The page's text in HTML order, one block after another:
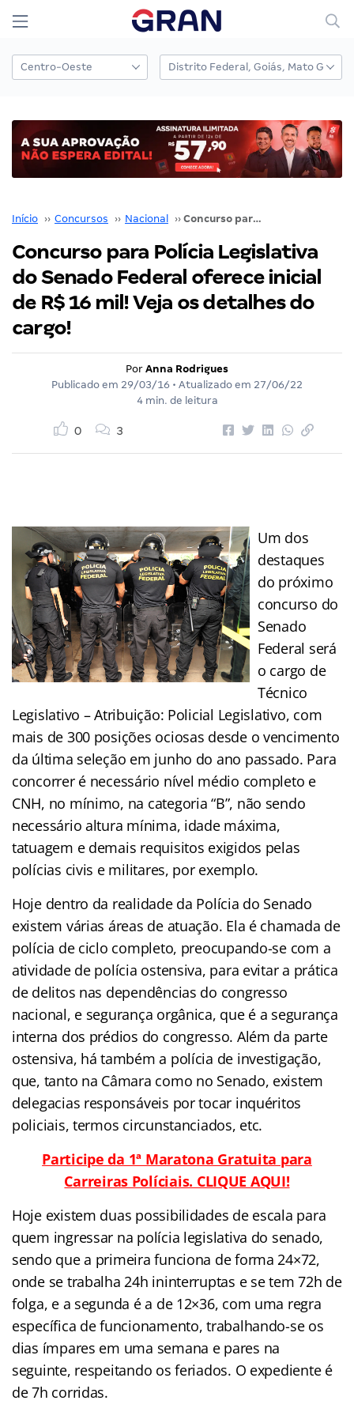
Início ›› Concursos ›› Nacional ›› Concurso para Polícia Legislativa do Senado Federal oferece inicial de R$ 16 mil! Veja os detalhes do cargo!
Concurso para Polícia Legislativa
do Senado Federal oferece inicial
de R$ 16 mil! Veja os detalhes do
cargo!
Por Anna Rodrigues
Publicado em 29/03/16 • Atualizado em 27/06/22
4 min. de leitura
0 3
Um dos
destaques
do próximo
concurso do
Senado
Federal será
o cargo de
Técnico
Legislativo – Atribuição: Policial Legislativo, com
mais de 300 posições ociosas desde o vencimento
da última seleção em junho do ano passado. Para
concorrer é necessário nível médio completo e
CNH, no mínimo, na categoria “B”, não sendo
necessário altura mínima, idade máxima,
tatuagem e demais requisitos exigidos pelas
polícias civis e militares, por exemplo.
Hoje dentro da realidade da Polícia do Senado
existem várias áreas de atuação. Ela é chamada de
polícia de ciclo completo, preocupando-se com a
atividade de polícia ostensiva, para evitar a prática
de delitos nas dependências do congresso
nacional, e segurança orgânica, que é a segurança
interna dos prédios do congresso. Além da parte
ostensiva, há também a polícia de investigação,
que, tanto na Câmara como no Senado, existem
delegacias responsáveis por tocar inquéritos
policiais, termos circunstanciados, etc.
Participe da 1ª Maratona Gratuita para
Carreiras Políciais. CLIQUE AQUI!
Hoje existem duas possibilidades de escala para
quem ingressar na polícia legislativa do senado,
sendo que a primeira funciona de forma 24×72,
onde se trabalha 24h ininterruptas e se tem 72h de
folga, e a segunda é a de 12×36, com uma regra
específica de funcionamento, trabalhando-se os
dias ímpares em uma semana e pares na
seguinte, respeitando os feriados. O expediente é
de 7h corridas.